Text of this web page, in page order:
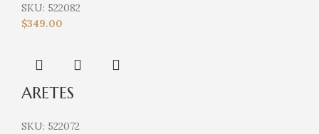
SKU: 522082
$349.00
ARETES
SKU: 522072